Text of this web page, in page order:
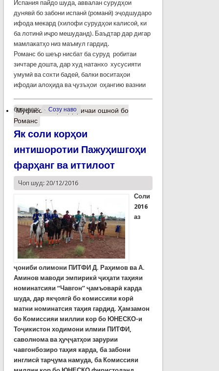
Испания пайдо шуда, аввалан сурудҳои
дунявӣ бо забони испанӣ (романӣ) эҷодшударо
ифода мекард (хилофи сурудҳои калисоӣ, ки
ба лотинӣ иҷро мешуданд). Баъдтар дар дигар
мамлакатҳо низ маъмул гардид.
Романс бо шеър нисбат ба суруд робитаи
зичтаре дошта, дар худ натанхо хусусияти
умумӣ ва сохти бадеӣ, балки воситаҳои
ифодаи алоҳида ва ҷузъҳои оҳангию вазнии
барчасп: Созу наво
Муфассалтаро Даричаи ошноӣ бо
Романс
Як соли корҳои
интишоротии Пажуҳишгоҳи
фарҳанг ва иттилоот
Чоп шуд: 20/12/2016
Соли
2016
аз
ҷониби олимони ПИТФИ Д. Раҳимов ва А.
Аминов маводи эмпирикӣ ҷиҳати таҳияи
номинатсияи “Чавгон” ҷамъоварӣ карда
шуда, дар якҷоягӣ бо комиссияи корӣ
матни номинатсия таҳия гардид. Ҳамзамон
бо Комиссияи миллии кор бо ЮНЕСКО-и
Тоҷикистон ходимони илмии ПИТФИ,
саволнома ва ҳуҷҷатҳои зарурии
чавгонбозиро таҳия карда, ба забони
инглисӣ тарҷума намуда, ба Комиссияи